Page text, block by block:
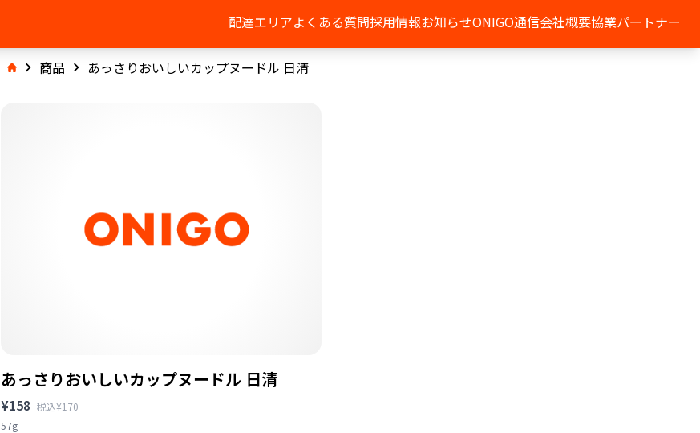
配達エリアよくある質問採用情報お知らせONIGO通信会社概要協業パートナー
商品 あっさりおいしいカップヌードル 日清
あっさりおいしいカップヌードル 日清
¥158 税込¥170
57g